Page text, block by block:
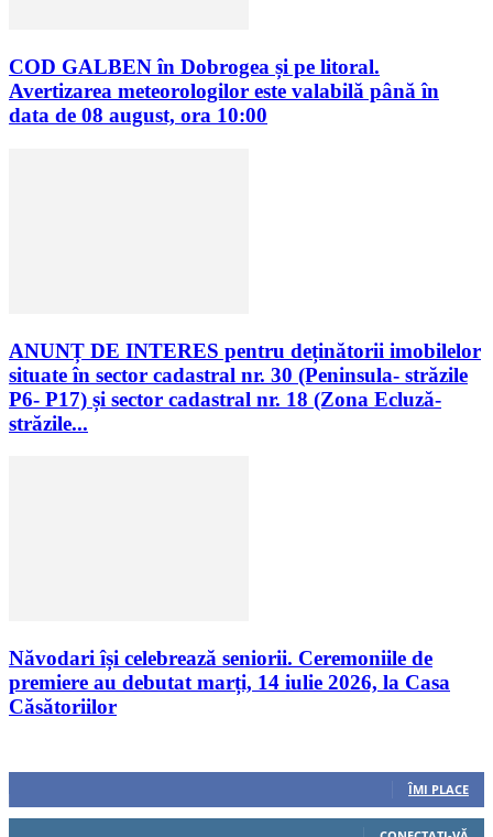
COD GALBEN în Dobrogea și pe litoral.
Avertizarea meteorologilor este valabilă până în
data de 08 august, ora 10:00
ANUNȚ DE INTERES pentru deținătorii imobilelor
situate în sector cadastral nr. 30 (Peninsula- străzile
P6- P17) și sector cadastral nr. 18 (Zona Ecluză-
străzile...
Năvodari își celebrează seniorii. Ceremoniile de
premiere au debutat marți, 14 iulie 2026, la Casa
Căsătoriilor
ÎMI PLACE